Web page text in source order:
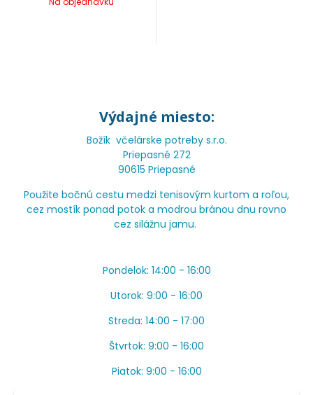
Výdajné miesto:
Božík včelárske potreby s.r.o.
Priepasné 272
90615 Priepasné
Použite bočnú cestu medzi tenisovým kurtom a roľou,
cez mostík ponad potok a modrou bránou dnu rovno
cez silážnu jamu.
Pondelok: 14:00 - 16:00
Utorok: 9:00 - 16:00
Streda: 14:00 - 17:00
Štvrtok: 9:00 - 16:00
Piatok: 9:00 - 16:00